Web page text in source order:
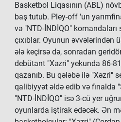
Basketbol Liqasının (ABL)
baş tutub. Pley-off 'un
və "NTD-İNDİQO"
çıxıblar. Oyunun əvvələrindən
ələ keçirsə də, sonradan
debütant "Xəzri" yekunda 86-
qazanıb. Bu qələbə ilə "Xəzri"
qalibiyyət əldə edib və finalda
"NTD-İNDİQO" isə 3-cü yer
oyunlarda iştirak edəcək. Ən